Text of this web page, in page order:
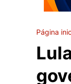
Página